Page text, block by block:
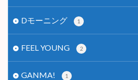
Dモーニング 1
FEEL YOUNG 2
GANMA! 1